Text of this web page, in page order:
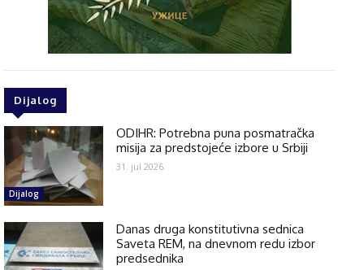
Dijalog
Dijalog
ODIHR: Potrebna puna posmatračka
misija za predstojeće izbore u Srbiji
31. jul 2026.
Danas druga konstitutivna sednica
Saveta REM, na dnevnom redu izbor
predsednika